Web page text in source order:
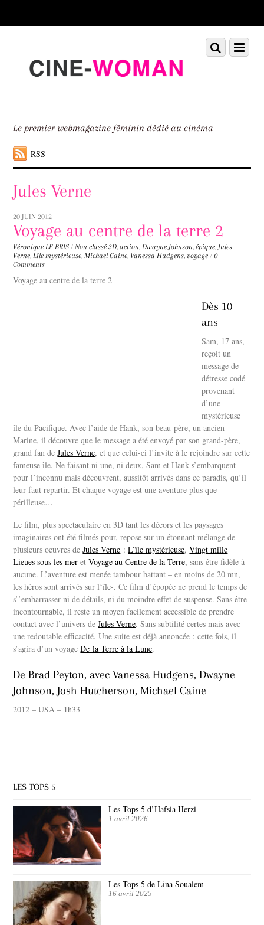
down
Le premier webmagazine féminin dédié au cinéma
RSS
Menu
Scroll
down
Jules Verne
20 JUIN 2012
Voyage au centre de la terre 2
Véronique LE BRIS / Non classé 3D,action,Dwayne Johnson,épique, Jules
Verne,L'île mystérieuse,Michael Caine, Vanessa Hudgens,voyage / 0
Comments
Voyage au centre de la terre 2
Dès 10
ans
Sam, 17 ans,
reçoit un
message de
détresse codé
provenant
d’une
mystérieuse
île du Pacifique. Avec l’aide de Hank, son beau-père, un ancien
Marine, il découvre que le message a été envoyé par son grand-père,
grand fan deJules Verne, et que celui-ci l’invite à le rejoindre sur cette
fameuse île. Ne faisant ni une, ni deux, Sam et Hank s’embarquent
pour l’inconnu mais découvrent, aussitôt arrivés dans ce paradis, qu’il
leur faut repartir. Et chaque voyage est une aventure plus que
périlleuse…
Le film, plus spectaculaire en 3D tant les décors et les paysages
imaginaires ont été filmés pour, repose sur un étonnant mélange de
plusieurs oeuvres deJules Verne :L’île mystérieuse,Vingt mille
Lieues sous les mer etVoyage au Centre de la Terre, sans être fidèle à
aucune. L’aventure est menée tambour battant – en moins de 20 mn,
les héros sont arrivés sur l‘île-. Ce film d’épopée ne prend le temps de
s’’embarrasser ni de détails, ni du moindre effet de suspense. Sans être
incontournable, il reste un moyen facilement accessible de prendre
contact avec l’univers deJules Verne. Sans subtilité certes mais avec
une redoutable efficacité. Une suite est déjà annoncée : cette fois, il
s’agira d’un voyageDe la Terre à la Lune.
De Brad Peyton, avec Vanessa Hudgens, Dwayne
Johnson, Josh Hutcherson, Michael Caine
2012 – USA – 1h33
LES TOPS 5
Les Tops 5 d’Hafsia Herzi
1 avril 2026
Les Tops 5 de Lina Soualem
16 avril 2025